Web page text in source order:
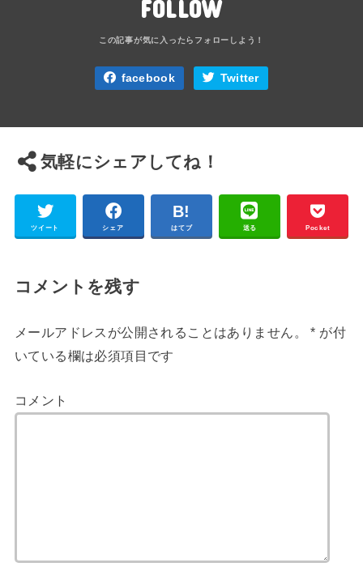
FOLLOW
facebook Twitter
気軽にシェアしてね！
ツイート シェア はてブ 送る Pocket
コメントを残す
メールアドレスが公開されることはありません。 * が付
いている欄は必須項目です
コメント